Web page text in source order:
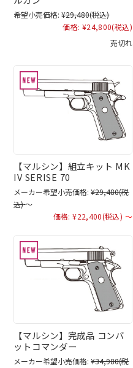
希望小売価格: ¥29,480(税込)
価格: ¥24,800(税込)
売切れ
【マルシン】組立キット MK
IV SERISE 70
メーカー希望小売価格: ¥29,480(税
込)～
価格: ¥22,400(税込) ～
【マルシン】完成品 コンバ
ットコマンダー
メーカー希望小売価格: ¥34,980(税